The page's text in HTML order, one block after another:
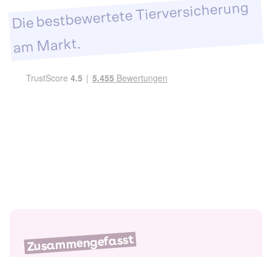
Die bestbewertete Tierversicherung
am Markt.
Zusammengefasst